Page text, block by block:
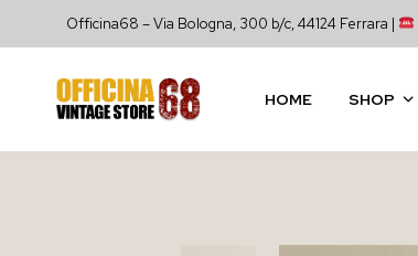
Officina68 – Via Bologna, 300 b/c, 44124 Ferrara |
HOME SHOP